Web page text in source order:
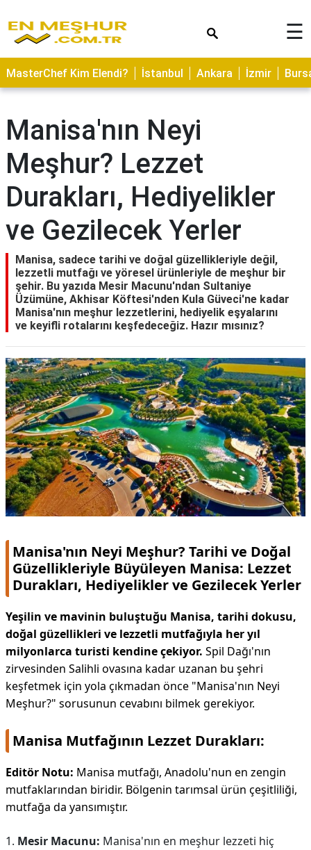
ASTROLOJİ
SAĞLIK
TARİFLERİ
GEZİLECEK
YERLER
CİLT
NEDİR
KAMP
ALANLARI
HAMİLELİK
İLETİŞİM
☰
MasterChef Kim Elendi? İstanbul Ankara İzmir
Manisa'nın Neyi
Meşhur? Lezzet
Durakları, Hediyelikler
ve Gezilecek Yerler
Manisa, sadece tarihi ve doğal güzellikleriyle değil,
lezzetli mutfağı ve yöresel ürünleriyle de meşhur bir
şehir. Bu yazıda Mesir Macunu'ndan Sultaniye
Üzümüne, Akhisar Köftesi'nden Kula Güveci'ne kadar
Manisa'nın meşhur lezzetlerini, hediyelik eşyalarını
ve keyifli rotalarını keşfedeceğiz. Hazır mısınız?
Manisa'nın Neyi Meşhur? Tarihi ve Doğal
Güzellikleriyle Büyüleyen Manisa: Lezzet
Durakları, Hediyelikler ve Gezilecek Yerler
Yeşilin ve mavinin buluştuğu Manisa, tarihi dokusu,
doğal güzellikleri ve lezzetli mutfağıyla her yıl
milyonlarca turisti kendine çekiyor. Spil Dağı'nın
zirvesinden Salihli ovasına kadar uzanan bu şehri
keşfetmek için yola çıkmadan önce "Manisa'nın Neyi
Meşhur?" sorusunun cevabını bilmek gerekiyor.
Manisa Mutfağının Lezzet Durakları:
Editör Notu: Manisa mutfağı, Anadolu'nun en zengin
mutfaklarından biridir. Bölgenin tarımsal ürün çeşitliliği,
mutfağa da yansımıştır.
Mesir Macunu: Manisa'nın en meşhur lezzeti hiç